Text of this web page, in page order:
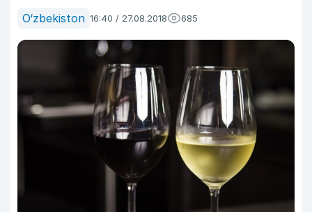
O‘zbekiston 16:40 / 27.08.2018 685